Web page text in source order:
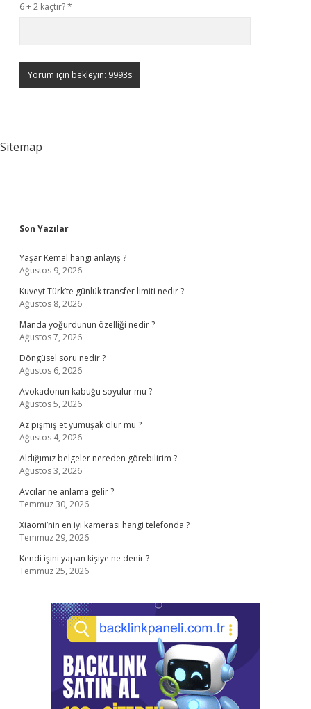
6 + 2 kaçtır?*
Sitemap
Sidebar
Son Yazılar
Yaşar Kemal hangi anlayış ?
Ağustos 9, 2026
Kuveyt Türk’te günlük transfer limiti nedir ?
Ağustos 8, 2026
Manda yoğurdunun özelliği nedir ?
Ağustos 7, 2026
Döngüsel soru nedir ?
Ağustos 6, 2026
Avokadonun kabuğu soyulur mu ?
Ağustos 5, 2026
Az pişmiş et yumuşak olur mu ?
Ağustos 4, 2026
Aldığımız belgeler nereden görebilirim ?
Ağustos 3, 2026
Avcılar ne anlama gelir ?
Temmuz 30, 2026
Xiaomi’nin en iyi kamerası hangi telefonda ?
Temmuz 29, 2026
Kendi işini yapan kişiye ne denir ?
Temmuz 25, 2026